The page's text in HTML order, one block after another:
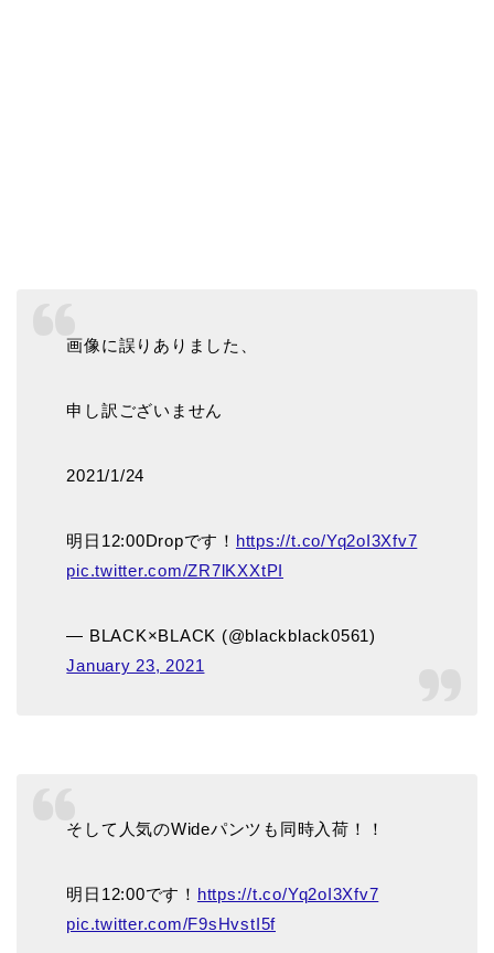
画像に誤りありました、
申し訳ございません
2021/1/24
明日12:00Dropです！ https://t.co/Yq2oI3Xfv7
pic.twitter.com/ZR7lKXXtPI
— BLACK×BLACK (@blackblack0561)
January 23, 2021
そして人気のWideパンツも同時入荷！！
明日12:00です！ https://t.co/Yq2oI3Xfv7
pic.twitter.com/F9sHvstI5f